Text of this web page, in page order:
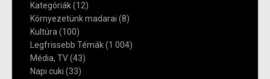
Kategóriák(12)
Környezetünk madarai (8)
Kultúra (100)
Legfrissebb Témák(1 004)
Média, TV(43)
Napi cuki (33)